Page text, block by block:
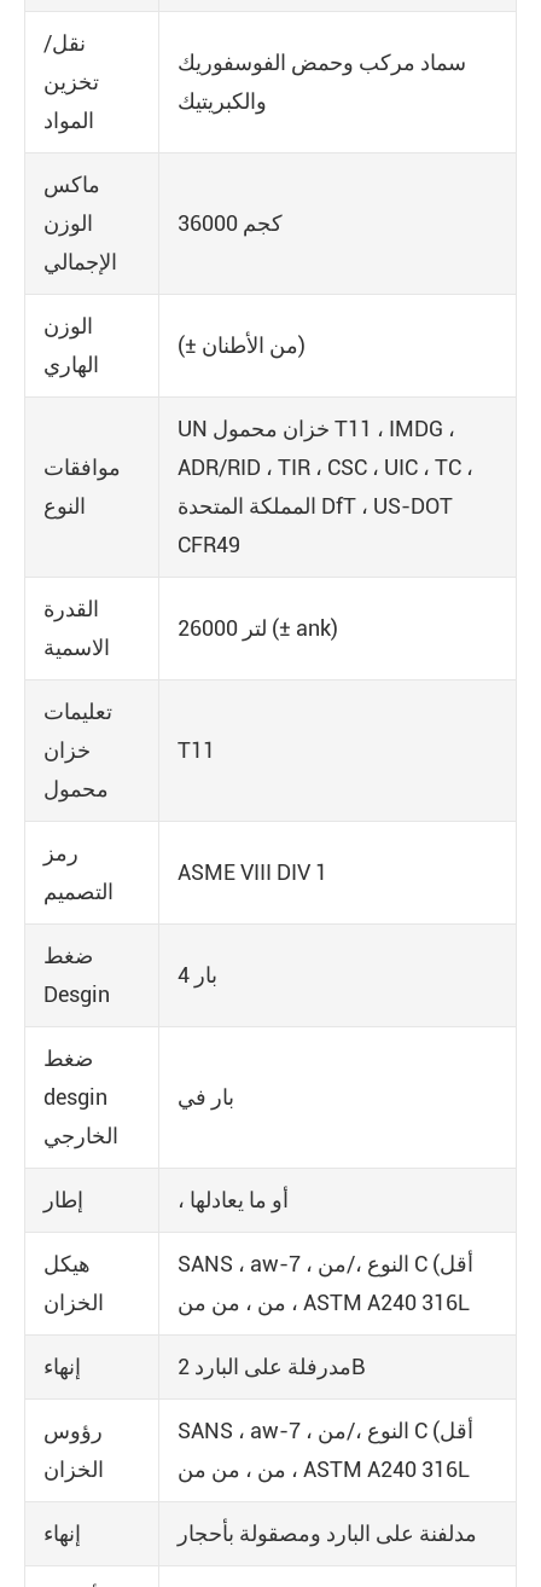
نقل/
تخزين
المواد
سماد مركب وحمض الفوسفوريك
والكبريتيك
ماكس
الوزن
الإجمالي
36000 كجم
الوزن
الهاري
(± من الأطنان)
موافقات
النوع
UN خزان محمول T11 ، IMDG ،
ADR/RID ، TIR ، CSC ، UIC ، TC ،
المملكة المتحدة DfT ، US-DOT
CFR49
القدرة
الاسمية
26000 لتر (± ank)
تعليمات
خزان
محمول
T11
رمز
التصميم
ASME VIII DIV 1
ضغط
Desgin
4 بار
ضغط
desgin
الخارجي
بار في
إطار ، أو ما يعادلها
هيكل
الخزان
SANS ، aw-7 ، النوع ،/من C (أقل
من ، من من ، ASTM A240 316L
إنهاء مدرفلة على البارد 2B
رؤوس
الخزان
SANS ، aw-7 ، النوع ،/من C (أقل
من ، من من ، ASTM A240 316L
إنهاء مدلفنة على البارد ومصقولة بأحجار